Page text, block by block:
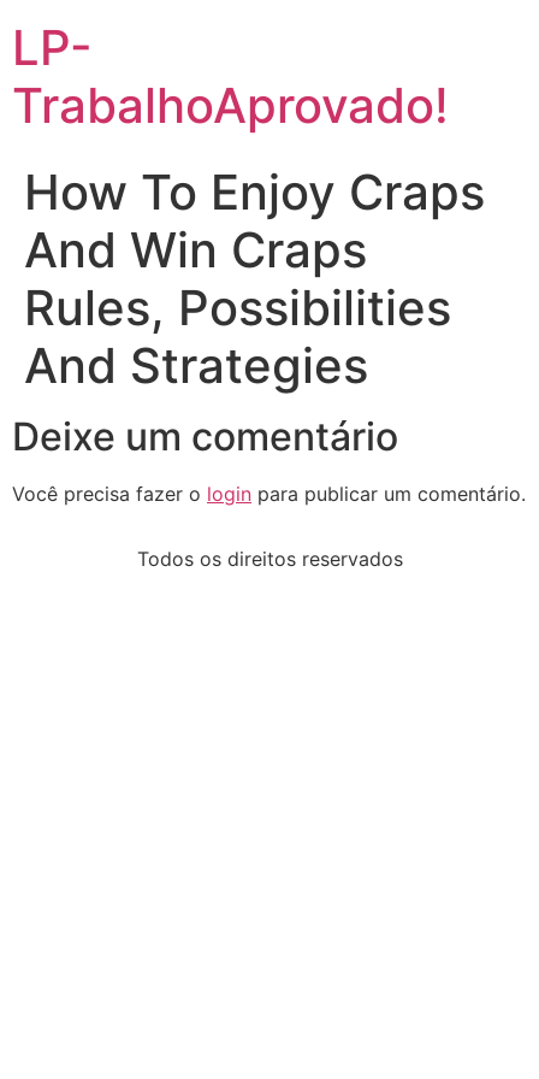
conteúdo
LP-
TrabalhoAprovado!
How To Enjoy Craps
And Win Craps
Rules, Possibilities
And Strategies
Deixe um comentário
Você precisa fazer o login para publicar um comentário.
Todos os direitos reservados